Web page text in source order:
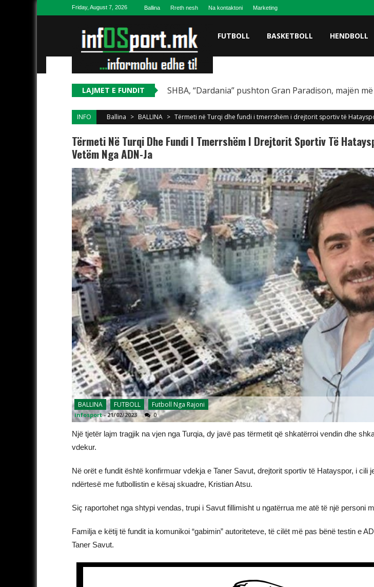
Skip to contentFriday, August 7, 2026 Ballina Rreth nesh Na kontaktoni Marketing
FUTBOLL BASKETBOLL HENDBOLL
LAJMET E FUNDIT SHBA, “Dardania” pushton Gran Paradison, majën
INFO Ballina > BALLINA > Tërmeti në Turqi dhe fundi i tmerrshëm i drejtorit sportiv të
Tërmeti Në Turqi Dhe Fundi I Tmerrshëm I Drejtorit Sportiv Të
Vetëm Nga ADN-Ja
BALLINA FUTBOLL Futboll Nga Rajoni
infosport -21/02/2023 0
Një tjetër lajm tragjik na vjen nga Turqia, dy javë pas tërmetit që shkatërroi vendin dhe
vdekur.
Në orët e fundit është konfirmuar vdekja e Taner Savut, drejtorit sportiv të Hatayspor, i cili
ndërtesë me futbollistin e kësaj skuadre, Kristian Atsu.
Siç raportohet nga shtypi vendas, trupi i Savut fillimisht u ngatërrua me atë të një personi
Familja e këtij të fundit ia komunikoi “gabimin” autoriteteve, të cilët më pas bënë testin e
Taner Savut.